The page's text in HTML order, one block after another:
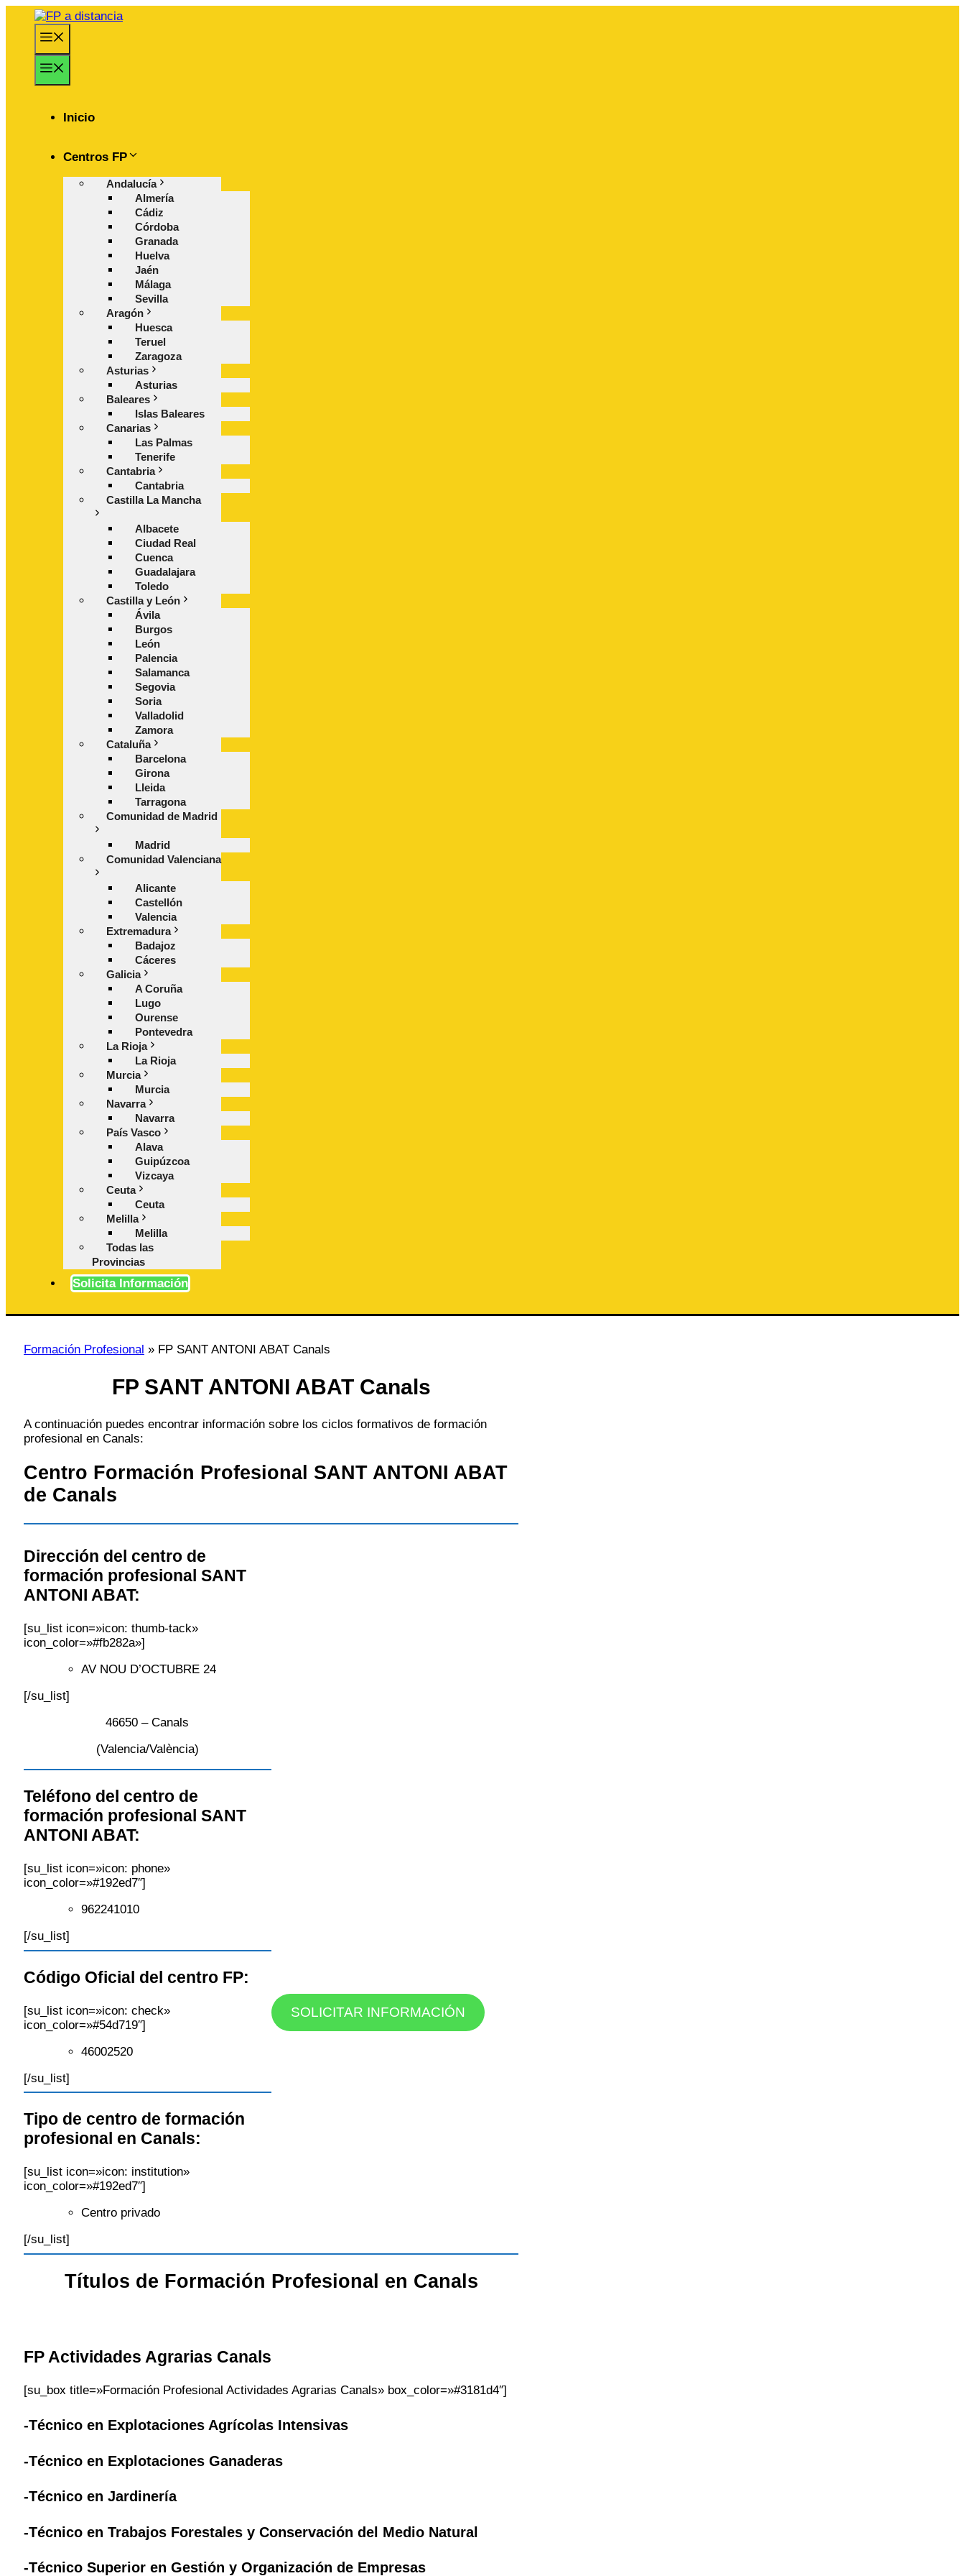
Saltar
contenido
Inicio
Centros FP
Andalucía
Almería
Cádiz
Córdoba
Granada
Huelva
Jaén
Málaga
Sevilla
Aragón
Huesca
Teruel
Zaragoza
Asturias
Asturias
Baleares
Islas Baleares
Canarias
Las Palmas
Tenerife
Cantabria
Cantabria
Castilla La Mancha
Albacete
Ciudad Real
Cuenca
Guadalajara
Toledo
Castilla y León
Ávila
Burgos
León
Palencia
Salamanca
Segovia
Soria
Valladolid
Zamora
Cataluña
Barcelona
Girona
Lleida
Tarragona
Comunidad de Madrid
Madrid
Comunidad Valenciana
Alicante
Castellón
Valencia
Extremadura
Badajoz
Cáceres
Galicia
A Coruña
Lugo
Ourense
Pontevedra
La Rioja
La Rioja
Murcia
Murcia
Navarra
Navarra
País Vasco
Alava
Guipúzcoa
Vizcaya
Ceuta
Ceuta
Melilla
Melilla
Todas las
Provincias
Solicita Información
Formación Profesional » FP SANT ANTONI ABAT Canals
FP SANT ANTONI ABAT Canals
A continuación puedes encontrar información sobre los ciclos formativos de formación
profesional en Canals:
Centro Formación Profesional SANT ANTONI ABAT
de Canals
Dirección del centro de
formación profesional SANT
ANTONI ABAT:
[su_list icon=»icon: thumb-tack»
icon_color=»#fb282a»]
AV NOU D’OCTUBRE 24
[/su_list]
46650 – Canals
(Valencia/València)
Teléfono del centro de
formación profesional SANT
ANTONI ABAT:
[su_list icon=»icon: phone»
icon_color=»#192ed7″]
962241010
[/su_list]
Código Oficial del centro FP:
[su_list icon=»icon: check»
icon_color=»#54d719″]
46002520
[/su_list]
Tipo de centro de formación
profesional en Canals:
[su_list icon=»icon: institution»
icon_color=»#192ed7″]
Centro privado
[/su_list]
SOLICITAR INFORMACIÓN
Títulos de Formación Profesional en Canals
FP Actividades Agrarias Canals
[su_box title=»Formación Profesional Actividades Agrarias Canals» box_color=»#3181d4″]
-Técnico en Explotaciones Agrícolas Intensivas
-Técnico en Explotaciones Ganaderas
-Técnico en Jardinería
-Técnico en Trabajos Forestales y Conservación del Medio Natural
-Técnico Superior en Gestión y Organización de Empresas